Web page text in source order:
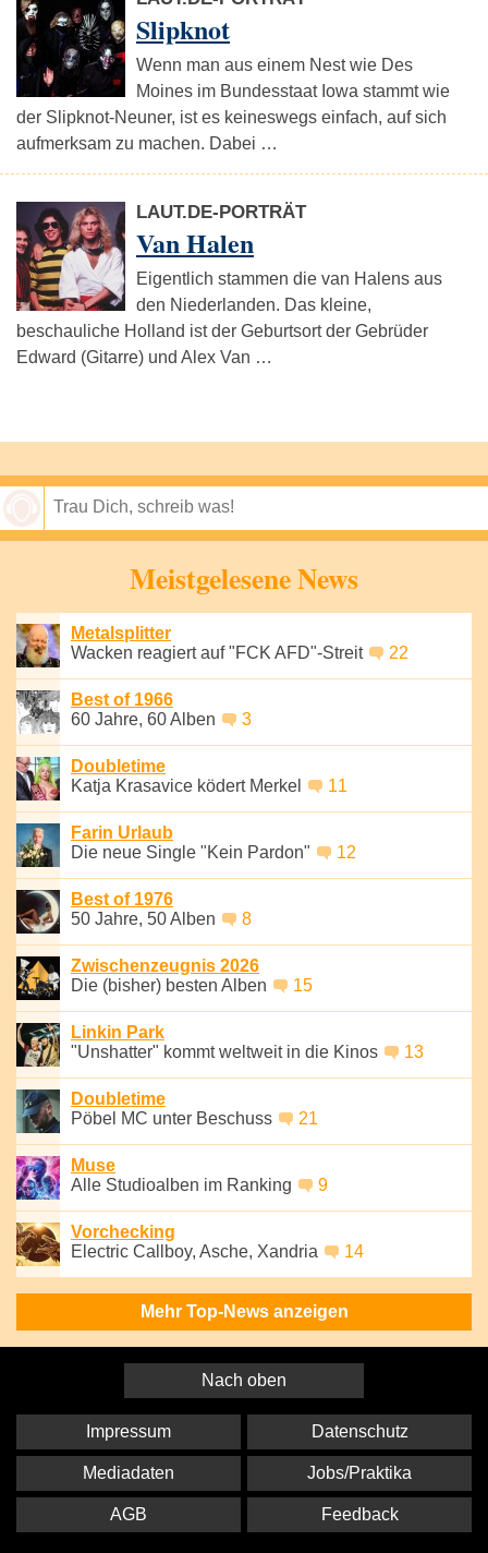
Slipknot
Wenn man aus einem Nest wie Des
Moines im Bundesstaat Iowa stammt wie
der Slipknot-Neuner, ist es keineswegs einfach, auf sich
aufmerksam zu machen. Dabei …
LAUT.DE-PORTRÄT
Van Halen
Eigentlich stammen die van Halens aus
den Niederlanden. Das kleine,
beschauliche Holland ist der Geburtsort der Gebrüder
Edward (Gitarre) und Alex Van …
Meistgelesene News
Metalsplitter
Wacken reagiert auf "FCK AFD"-Streit
22
Best of 1966
60 Jahre, 60 Alben
3
Doubletime
Katja Krasavice ködert Merkel
11
Farin Urlaub
Die neue Single "Kein Pardon"
12
Best of 1976
50 Jahre, 50 Alben
8
Zwischenzeugnis 2026
Die (bisher) besten Alben
15
Linkin Park
"Unshatter" kommt weltweit in die Kinos
13
Doubletime
Pöbel MC unter Beschuss
21
Muse
Alle Studioalben im Ranking
9
Vorchecking
Electric Callboy, Asche, Xandria
14
Mehr Top-News anzeigen
Nach oben
Impressum Datenschutz
Mediadaten Jobs/Praktika
AGB Feedback